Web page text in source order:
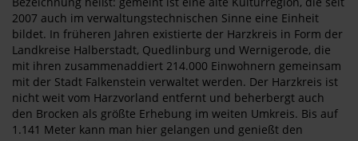
2007 auch im verwaltungstechnischen Sinne eine Einheit
bildet. In früheren Jahren existierte der Harzkreis in Form der
Landkreise Halberstadt, Quedlinburg und Wernigerode, die
mit ihren zusammenaddiert 214.000 Einwohnern gemeinsam
mit der Stadt Falkenstein verwaltet werden. Der Harzkreis ist
nicht weit vom Harzvorland entfernt und beherbergt auch
den Brocken als größte Erhebung im weiten Umkreis. Bis auf
1.141 Meter kann man hier gelangen und genießt den